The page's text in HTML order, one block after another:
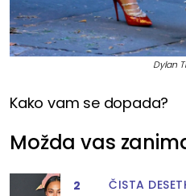
Dylan
Kako vam se dopada?
Možda vas
2 ČISTA